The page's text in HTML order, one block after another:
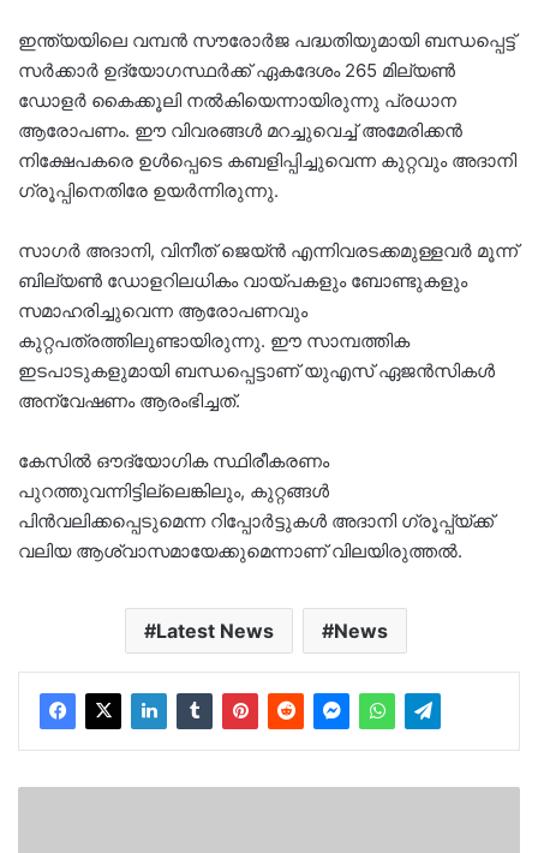
ഇന്ത്യയിലെ വമ്പൻ സൗരോർജ പദ്ധതിയുമായി ബന്ധപ്പെട്ട്
സർക്കാർ ഉദ്യോഗസ്ഥർക്ക് ഏകദേശം 265 മില്യൺ
ഡോളർ കൈക്കൂലി നൽകിയെന്നായിരുന്നു പ്രധാന
ആരോപണം. ഈ വിവരങ്ങൾ മറച്ചുവെച്ച് അമേരിക്കൻ
നിക്ഷേപകരെ ഉൾപ്പെടെ കബളിപ്പിച്ചുവെന്ന കുറ്റവും അദാനി
ഗ്രൂപ്പിനെതിരേ ഉയർന്നിരുന്നു.
സാഗർ അദാനി, വിനീത് ജെയ്ൻ എന്നിവരടക്കമുള്ളവർ മൂന്ന്
ബില്യൺ ഡോളറിലധികം വായ്പകളും ബോണ്ടുകളും
സമാഹരിച്ചുവെന്ന ആരോപണവും
കുറ്റപത്രത്തിലുണ്ടായിരുന്നു. ഈ സാമ്പത്തിക
ഇടപാടുകളുമായി ബന്ധപ്പെട്ടാണ് യുഎസ് ഏജൻസികൾ
അന്വേഷണം ആരംഭിച്ചത്.
കേസിൽ ഔദ്യോഗിക സ്ഥിരീകരണം
പുറത്തുവന്നിട്ടില്ലെങ്കിലും, കുറ്റങ്ങൾ
പിൻവലിക്കപ്പെടുമെന്ന റിപ്പോർട്ടുകൾ അദാനി ഗ്രൂപ്പ്യ്ക്ക്
വലിയ ആശ്വാസമായേക്കുമെന്നാണ് വിലയിരുത്തൽ.
Latest News News